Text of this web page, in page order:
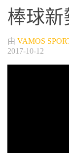
棒球新
由 VAMOS
2017-10-12